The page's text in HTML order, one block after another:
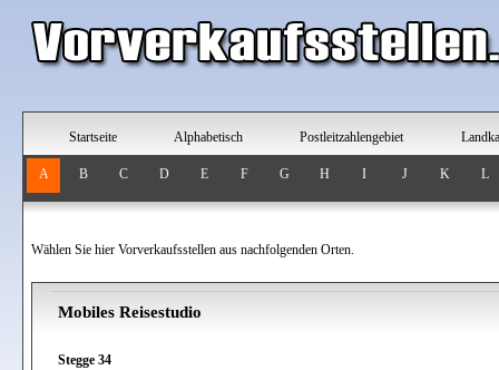
Startseite Alphabetisch Postleitzahlengebiet
A B C D E F G H I J K L
Wählen Sie hier Vorverkaufsstellen aus nachfolgenden Orten.
Mobiles Reisestudio
Stegge 34